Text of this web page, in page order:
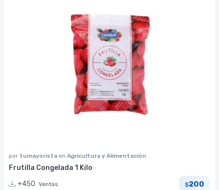
por tumayorista en Agricultura y Alimentación
Frutilla Congelada 1 Kilo
+450 Ventas $200